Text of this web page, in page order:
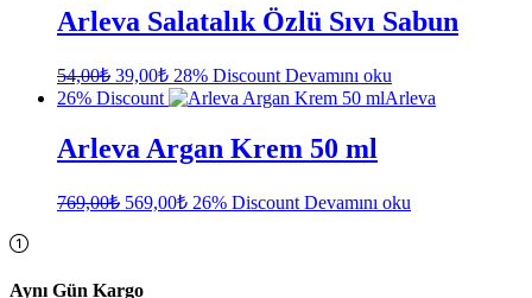
199,00₺.
Arleva Salatalık Özlü Sıvı Sabun
54,00₺ Orijinal
fiyat:
39,00₺Şu
andaki
fiyat:
28% Discount Devamını oku
26% Discount
Arleva
Arleva Argan Krem 50 ml
769,00₺ Orijinal
569,00₺Şu
26% Discount Devamını oku
Aynı Gün Kargo